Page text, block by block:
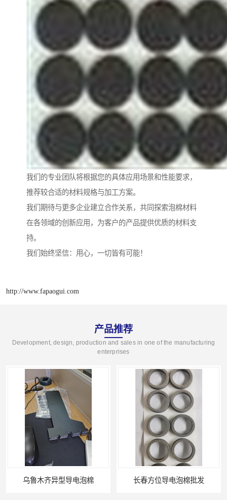
我们的专业团队将根据您的具体应用场景和性能要求，
推荐较合适的材料规格与加工方案。
我们期待与更多企业建立合作关系，共同探索泡棉材料
在各领域的创新应用，为客户的产品提供优质的材料支
持。
我们始终坚信：用心，一切皆有可能！
http://www.fapaogui.com
产品推荐
Development, design, production and sales in one of the manufacturing
enterprises
乌鲁木齐异型导电泡棉 长春方位导电泡棉批发